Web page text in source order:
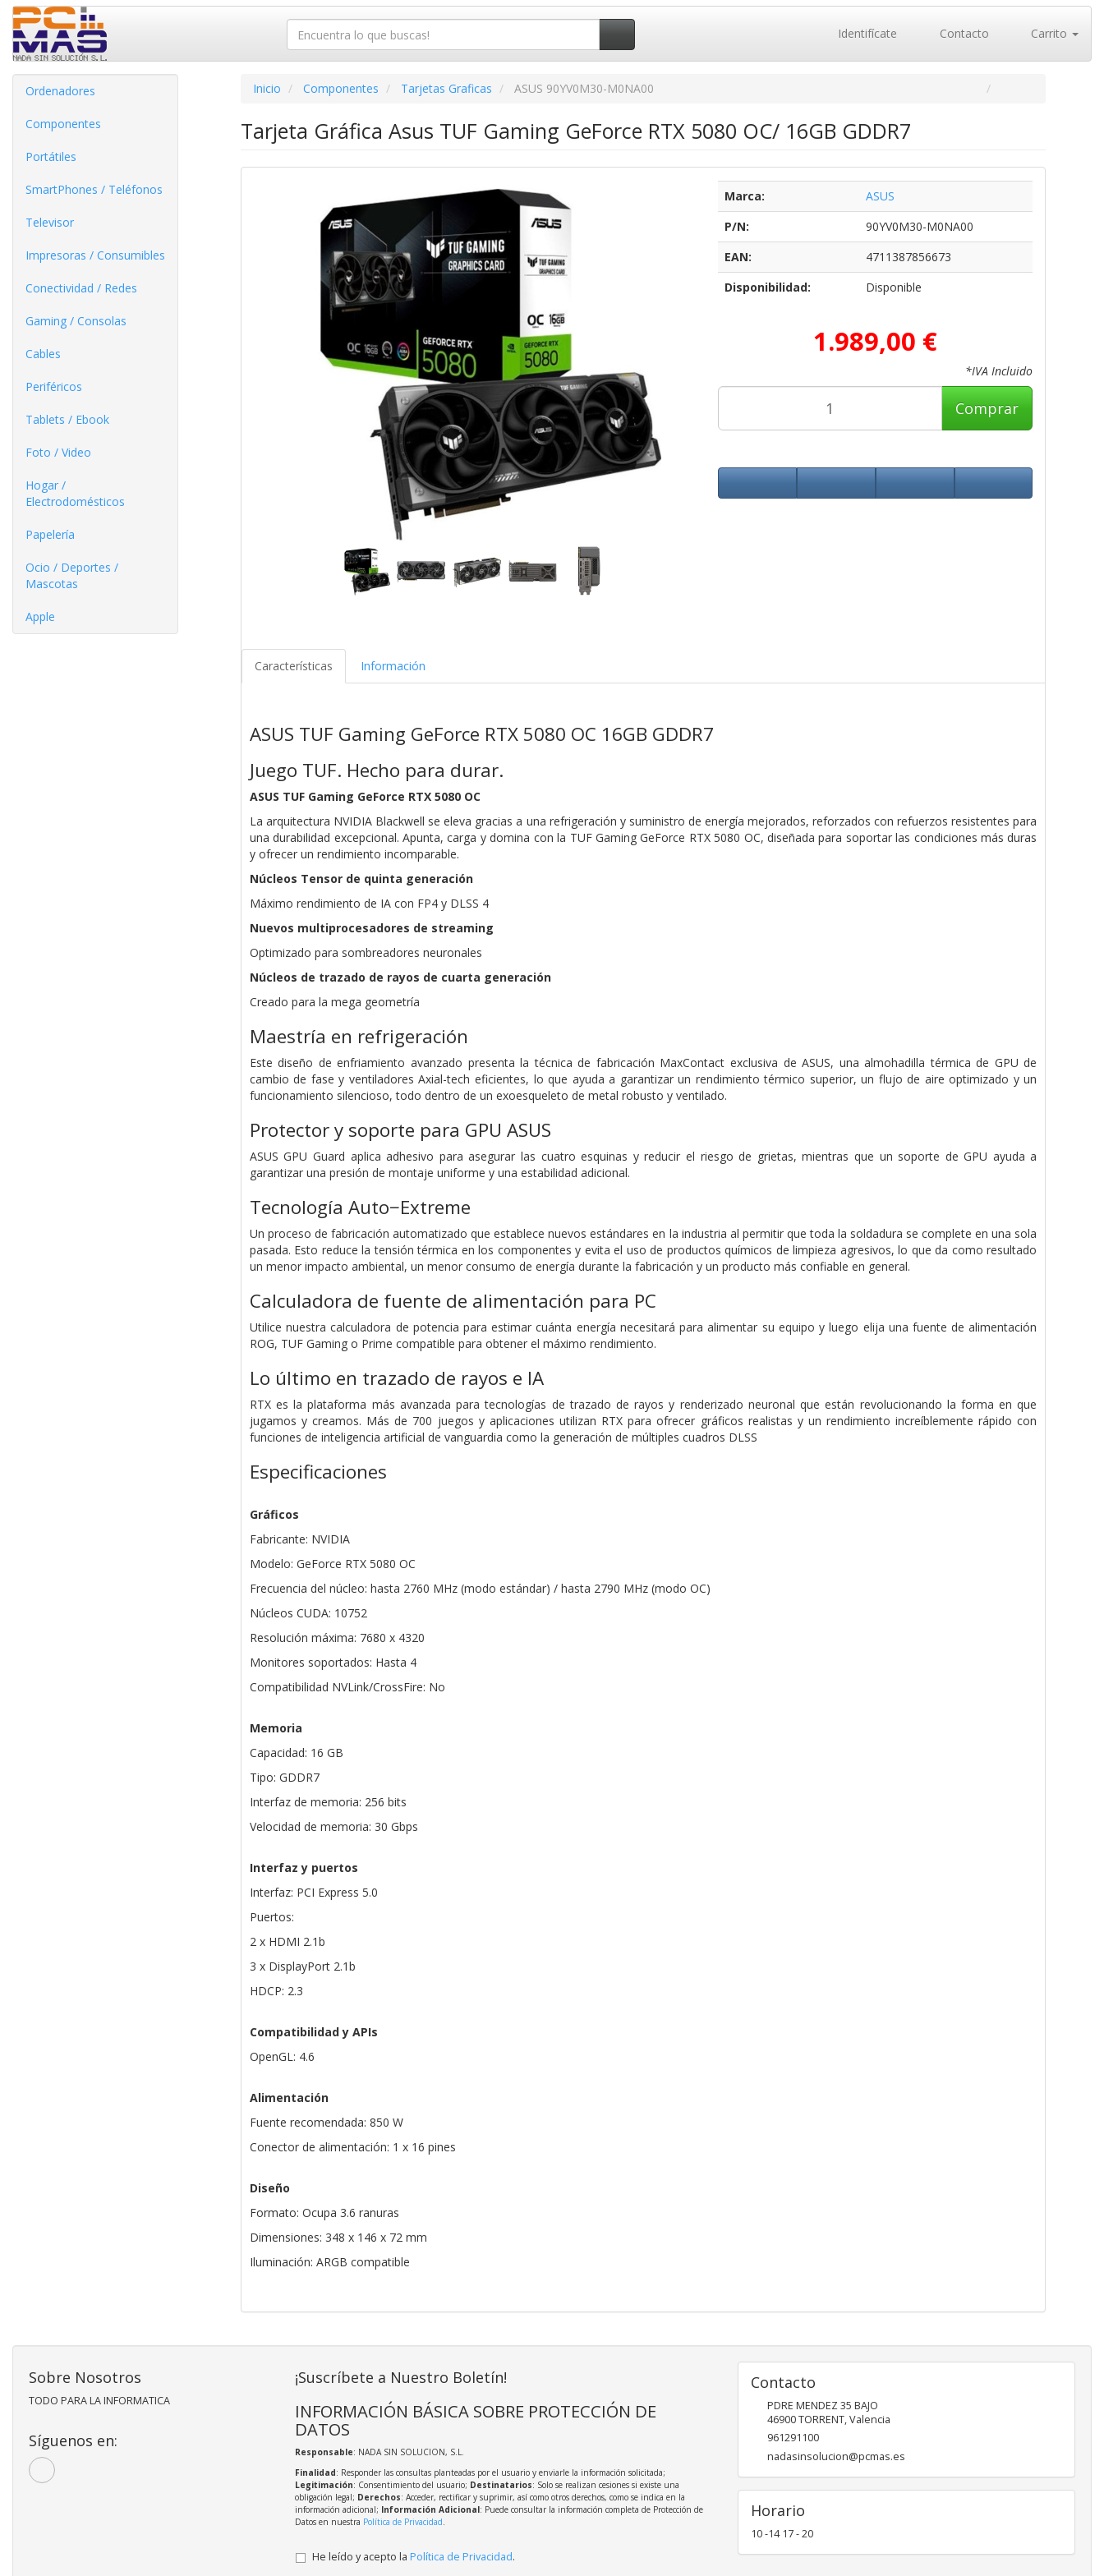
Identifícate Contacto Carrito
Ordenadores
Componentes
Portátiles
SmartPhones / Teléfonos
Televisor
Impresoras / Consumibles
Conectividad / Redes
Gaming / Consolas
Cables
Periféricos
Tablets / Ebook
Foto / Video
Hogar /
Electrodomésticos
Papelería
Ocio / Deportes /
Mascotas
Apple
Inicio Componentes Tarjetas Graficas ASUS 90YV0M30-M0NA00
Tarjeta Gráfica Asus TUF Gaming GeForce RTX 5080 OC/ 16GB GDDR7
Marca:
ASUS
P/N:
90YV0M30-M0NA00
EAN:
4711387856673
Disponibilidad:
Disponible
1.989,00 €
*IVA Incluido
Comprar
Características Información
ASUS TUF Gaming GeForce RTX 5080 OC 16GB GDDR7
Juego TUF. Hecho para durar.
ASUS TUF Gaming GeForce RTX 5080 OC
La arquitectura NVIDIA Blackwell se eleva gracias a una refrigeración y suministro de energía mejorados, reforzados con refuerzos resistentes para
una durabilidad excepcional. Apunta, carga y domina con la TUF Gaming GeForce RTX 5080 OC, diseñada para soportar las condiciones más duras
y ofrecer un rendimiento incomparable.
Núcleos Tensor de quinta generación
Máximo rendimiento de IA con FP4 y DLSS 4
Nuevos multiprocesadores de streaming
Optimizado para sombreadores neuronales
Núcleos de trazado de rayos de cuarta generación
Creado para la mega geometría
Maestría en refrigeración
Este diseño de enfriamiento avanzado presenta la técnica de fabricación MaxContact exclusiva de ASUS, una almohadilla térmica de GPU de
cambio de fase y ventiladores Axial-tech eficientes, lo que ayuda a garantizar un rendimiento térmico superior, un flujo de aire optimizado y un
funcionamiento silencioso, todo dentro de un exoesqueleto de metal robusto y ventilado.
Protector y soporte para GPU ASUS
ASUS GPU Guard aplica adhesivo para asegurar las cuatro esquinas y reducir el riesgo de grietas, mientras que un soporte de GPU ayuda a
garantizar una presión de montaje uniforme y una estabilidad adicional.
Tecnología Auto−Extreme
Un proceso de fabricación automatizado que establece nuevos estándares en la industria al permitir que toda la soldadura se complete en una sola
pasada. Esto reduce la tensión térmica en los componentes y evita el uso de productos químicos de limpieza agresivos, lo que da como resultado
un menor impacto ambiental, un menor consumo de energía durante la fabricación y un producto más confiable en general.
Calculadora de fuente de alimentación para PC
Utilice nuestra calculadora de potencia para estimar cuánta energía necesitará para alimentar su equipo y luego elija una fuente de alimentación
ROG, TUF Gaming o Prime compatible para obtener el máximo rendimiento.
Lo último en trazado de rayos e IA
RTX es la plataforma más avanzada para tecnologías de trazado de rayos y renderizado neuronal que están revolucionando la forma en que
jugamos y creamos. Más de 700 juegos y aplicaciones utilizan RTX para ofrecer gráficos realistas y un rendimiento increíblemente rápido con
funciones de inteligencia artificial de vanguardia como la generación de múltiples cuadros DLSS
Especificaciones
Gráficos
Fabricante: NVIDIA
Modelo: GeForce RTX 5080 OC
Frecuencia del núcleo: hasta 2760 MHz (modo estándar) / hasta 2790 MHz (modo OC)
Núcleos CUDA: 10752
Resolución máxima: 7680 x 4320
Monitores soportados: Hasta 4
Compatibilidad NVLink/CrossFire: No
Memoria
Capacidad: 16 GB
Tipo: GDDR7
Interfaz de memoria: 256 bits
Velocidad de memoria: 30 Gbps
Interfaz y puertos
Interfaz: PCI Express 5.0
Puertos:
2 x HDMI 2.1b
3 x DisplayPort 2.1b
HDCP: 2.3
Compatibilidad y APIs
OpenGL: 4.6
Alimentación
Fuente recomendada: 850 W
Conector de alimentación: 1 x 16 pines
Diseño
Formato: Ocupa 3.6 ranuras
Dimensiones: 348 x 146 x 72 mm
Iluminación: ARGB compatible
Sobre Nosotros
TODO PARA LA INFORMATICA
Síguenos en:
¡Suscríbete a Nuestro Boletín!
INFORMACIÓN BÁSICA SOBRE PROTECCIÓN DE
DATOS
Responsable: NADA SIN SOLUCION, S.L.
Finalidad: Responder las consultas planteadas por el usuario y enviarle la información solicitada;
Legitimación: Consentimiento del usuario; Destinatarios: Solo se realizan cesiones si existe una
obligación legal; Derechos: Acceder, rectificar y suprimir, así como otros derechos, como se indica en la
información adicional; Información Adicional: Puede consultar la información completa de Protección de
Datos en nuestra Política de Privacidad.
He leído y acepto la Política de Privacidad.
Contacto
PDRE MENDEZ 35 BAJO
46900TORRENT,Valencia
961291100
nadasinsolucion@pcmas.es
Horario
10 -14 17 - 20